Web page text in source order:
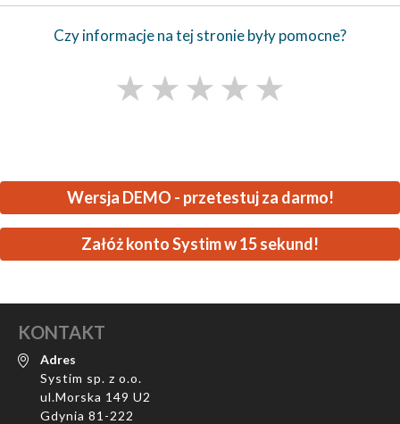
Czy informacje na tej stronie były pomocne?
★★★★★
Wersja DEMO - przetestuj za darmo!
Załóż konto Systim w 15 sekund!
KONTAKT
Adres
Systim sp. z o.o.
ul.Morska 149 U2
Gdynia 81-222